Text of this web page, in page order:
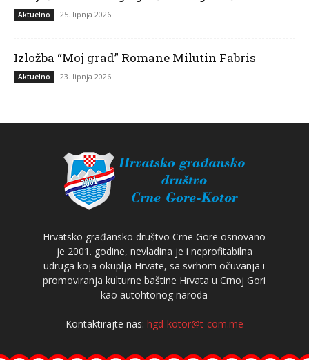
Aktuelno 25. lipnja 2026.
Izložba “Moj grad” Romane Milutin Fabris
Aktuelno 23. lipnja 2026.
Hrvatsko građansko društvo Crne Gore osnovano
je 2001. godine, nevladina je i neprofitabilna
udruga koja okuplja Hrvate, sa svrhom očuvanja i
promoviranja kulturne baštine Hrvata u Crnoj Gori
kao autohtonog naroda
Kontaktirajte nas: hgd-kotor@t-com.me